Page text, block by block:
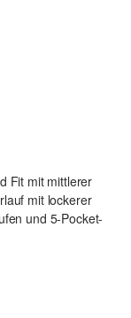
Fit mit mittlerer
mit lockerer
und 5-Pocket-